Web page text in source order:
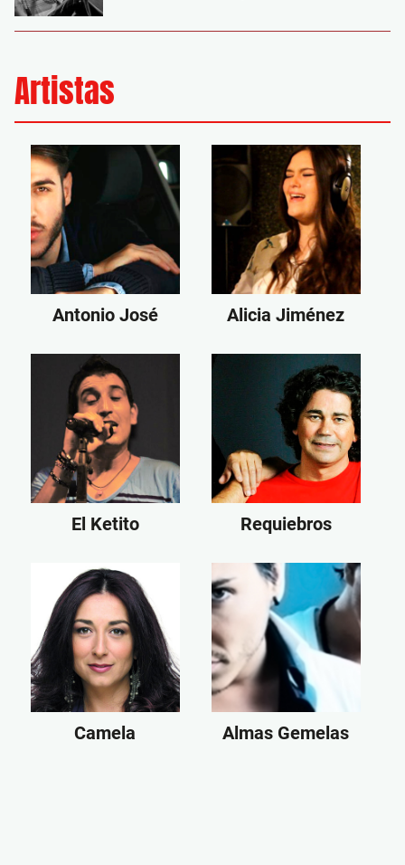
Artistas
Antonio José Alicia Jiménez
El Ketito Requiebros
Camela Almas Gemelas